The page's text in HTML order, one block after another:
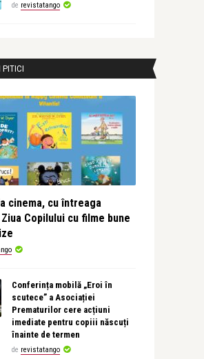
de revistatango
PITICI
cinema, cu întreaga
Copilului cu filme bune
Conferința mobilă „Eroi în
scutece” a Asociației
Prematurilor cere acțiuni
imediate pentru copiii născuți
înainte de termen
de revistatango